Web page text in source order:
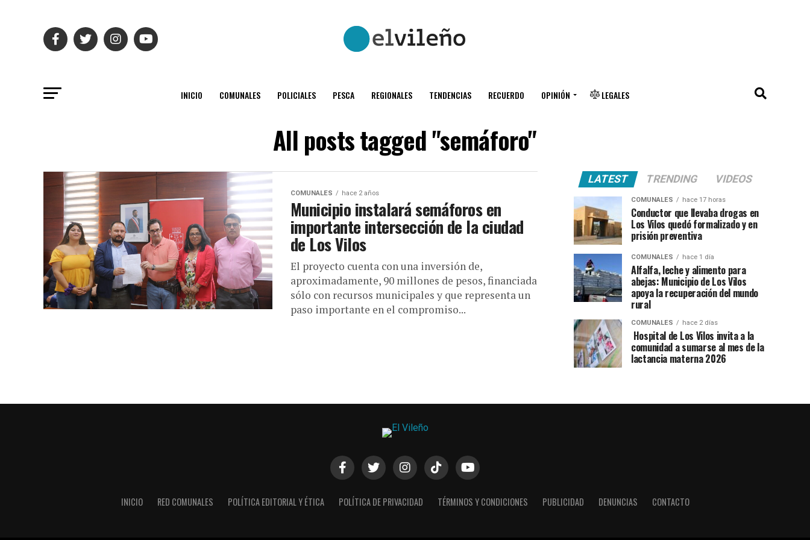
INICIO COMUNALES POLICIALES PESCA REGIONALES TENDENCIAS RECUERDO OPINIÓN LEGALES
All posts tagged "semáforo"
COMUNALES hace 2 años
Municipio instalará semáforos en
importante intersección de la ciudad
de Los Vilos
El proyecto cuenta con una inversión de,
aproximadamente, 90 millones de pesos, financiada
sólo con recursos municipales y que representa un
paso importante en el compromiso...
LATEST TRENDING VIDEOS
COMUNALES hace 17 horas
Conductor que llevaba drogas en
Los Vilos quedó formalizado y en
prisión preventiva
COMUNALES hace 1 día
Alfalfa, leche y alimento para
abejas: Municipio de Los Vilos
apoya la recuperación del mundo
rural
COMUNALES hace 2 días
Hospital de Los Vilos invita a la
comunidad a sumarse al mes de la
lactancia materna 2026
INICIO RED COMUNALES POLÍTICA EDITORIAL Y ÉTICA POLÍTICA DE PRIVACIDAD TÉRMINOS Y CONDICIONES PUBLICIDAD DENUNCIAS CONTACTO